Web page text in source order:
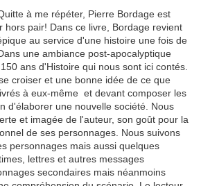
à me répéter, Pierre Bordage est
hors pair! Dans ce livre, Bordage revient
au service d'une histoire une fois de
une ambiance post-apocalyptique
ans d'Histoire qui nous sont ici contés.
croiser et une bonne idée de ce que
à eux-même et devant composer les
d'élaborer une nouvelle société. Nous
et imagée de l'auteur, son goût pour la
de ses personnages. Nous suivons
personnages mais aussi quelques
lettres et autres messages
secondaires mais néanmoins